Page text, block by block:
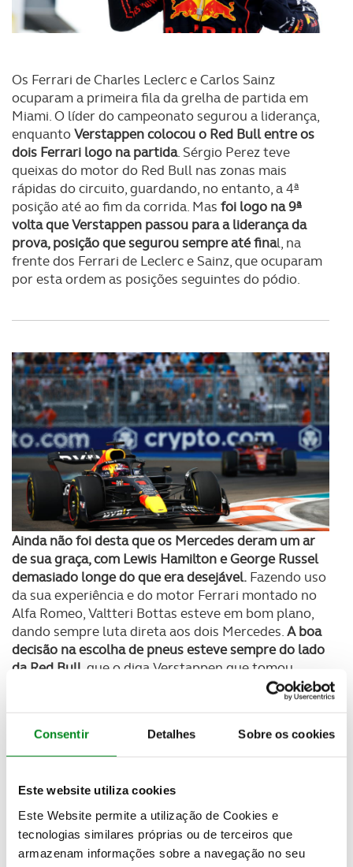
Consentir Detalhes Sobre os cookies
Este website utiliza cookies
Este Website permite a utilização de Cookies e
tecnologias similares próprias ou de terceiros que
armazenam informações sobre a navegação no seu
Os Ferrari de Charles Leclerc e Carlos Sainz
ocuparam a primeira fila da grelha de partida em
Miami. O líder do campeonato segurou a liderança,
enquantoVerstappen colocou o Red Bull entre os
dois Ferrari logo na partida. Sérgio Perez teve
queixas do motor do Red Bull nas zonas mais
rápidas do circuito, guardando, no entanto, a 4ª
posição até ao fim da corrida. Mas foi logo na 9ª
volta que Verstappen passou para a liderança da
prova, posição que segurou sempre até final, na
frente dos Ferrari de Leclerc e Sainz, que ocuparam
por esta ordem as posições seguintes do pódio.
Ainda não foi desta que os Mercedes deram um ar
de sua graça, com Lewis Hamilton e George Russel
demasiado longe do que era desejável. Fazendo uso
da sua experiência e do motor Ferrari montado no
Alfa Romeo, Valtteri Bottas esteve em bom plano,
dando sempre luta direta aos dois Mercedes.A boa
decisão na escolha de pneus esteve sempre do lado
da Red Bull , que o diga Verstappen que tomou
conta dos destinos da corrida desde a 9ª volta.
Depois do 4º lugar do mexicano Sérgio Perez em
Russel a conquistar o 5º lugar e Hamilton a 6ª
posição, na frente de Bottas e do Alpine de Ocon.